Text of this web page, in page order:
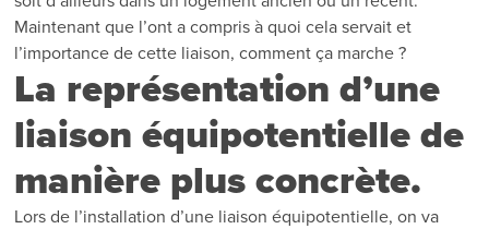
Maintenant que l’ont a compris à quoi cela servait et
l’importance de cette liaison, comment ça marche ?
La représentation d’une
liaison équipotentielle de
manière plus concrète.
Lors de l’installation d’une liaison équipotentielle, on va